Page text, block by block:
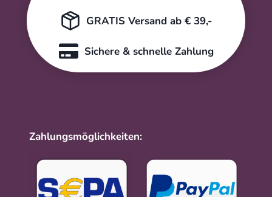
GRATIS Versand ab € 39,-
Sichere & schnelle Zahlung
Zahlungsmöglichkeiten: